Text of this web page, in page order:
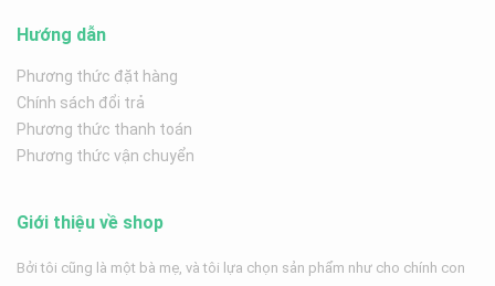
Hướng dẫn
Phương thức đặt hàng
Chính sách đổi trả
Phương thức thanh toán
Phương thức vận chuyển
Giới thiệu về shop
Bởi tôi cũng là một bà mẹ, và tôi lựa chọn sản phẩm như cho chính con